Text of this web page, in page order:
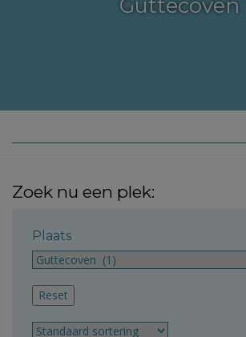
Guttecoven
Zoek nu een plek:
Plaats